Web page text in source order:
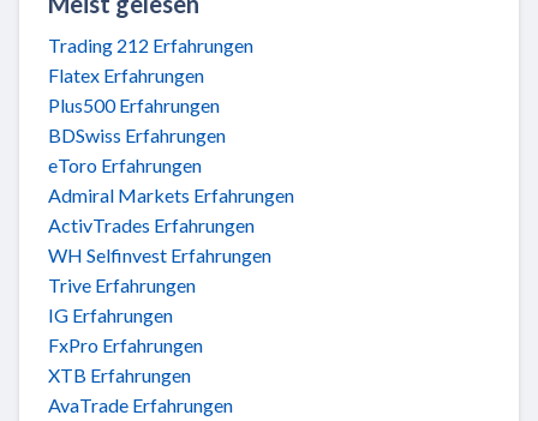
Trading 212 Erfahrungen
Flatex Erfahrungen
Plus500 Erfahrungen
BDSwiss Erfahrungen
eToro Erfahrungen
Admiral Markets Erfahrungen
ActivTrades Erfahrungen
WH Selfinvest Erfahrungen
Trive Erfahrungen
IG Erfahrungen
FxPro Erfahrungen
XTB Erfahrungen
AvaTrade Erfahrungen